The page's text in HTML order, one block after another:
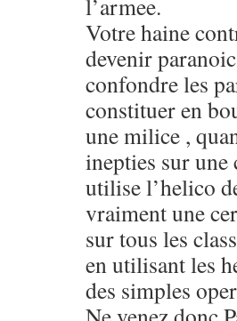
l’armee.
Votre haine
devenir
confondre les
constituer en
une milice ,
inepties sur
utilise l’helico
vraiment une
sur tous les
en utilisant les
des simples